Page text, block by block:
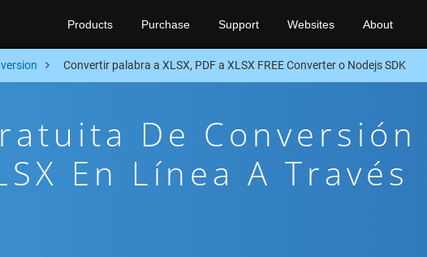
Products Purchase Support Websites About
Convertir palabra a XLSX, PDF a XLSX FREE Converter o Nodejs SDK
De Conversión
En Línea A Través